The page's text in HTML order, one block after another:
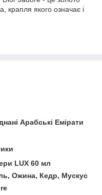
крапля якого означає і
Арабські Емірати
LUX 60 мл
Ожина, Кедр, Мускус